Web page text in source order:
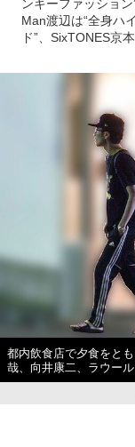
ンキーファッショ
Man渡辺は“全身ハ
ド”、SixTONES京
都内飲食店で夕食をと
哉、向井康二、ラウー